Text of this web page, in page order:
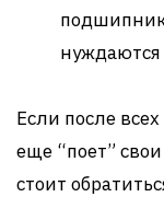
нуждаются
Если после
еще “поет”
стоит